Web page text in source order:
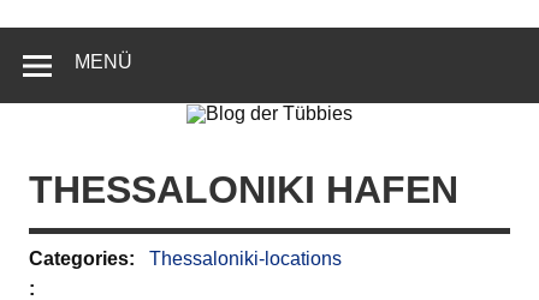
MENÜ
THESSALONIKI HAFEN
Categories:
Thessaloniki-locations
: